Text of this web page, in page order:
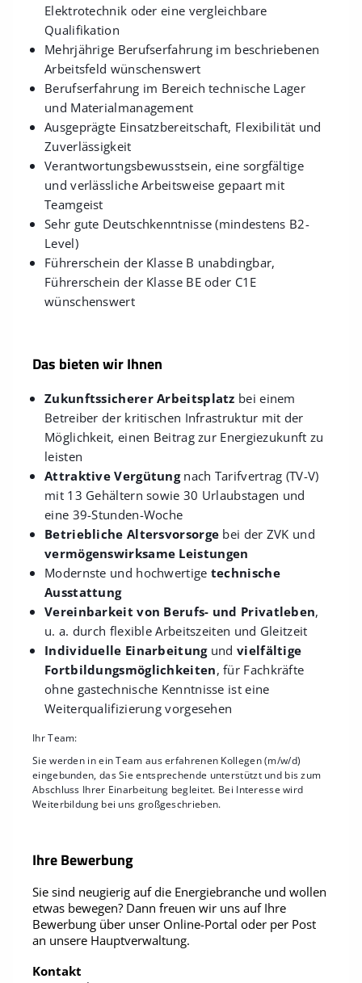
Elektrotechnik oder eine vergleichbare
Qualifikation
Mehrjährige Berufserfahrung im beschriebenen
Arbeitsfeld wünschenswert
Berufserfahrung im Bereich technische Lager
und Materialmanagement
Ausgeprägte Einsatzbereitschaft, Flexibilität und
Zuverlässigkeit
Verantwortungsbewusstsein, eine sorgfältige
und verlässliche Arbeitsweise gepaart mit
Teamgeist
Sehr gute Deutschkenntnisse (mindestens B2-
Level)
Führerschein der Klasse B unabdingbar,
Führerschein der Klasse BE oder C1E
wünschenswert
Das bieten wir Ihnen
Zukunftssicherer Arbeitsplatz bei einem
Betreiber der kritischen Infrastruktur mit der
Möglichkeit, einen Beitrag zur Energiezukunft zu
leisten
Attraktive Vergütungnach Tarifvertrag (TV-V)
mit 13 Gehältern sowie 30 Urlaubstagen und
eine 39-Stunden-Woche
Betriebliche Altersvorsorge bei der ZVK und
vermögenswirksame Leistungen
Modernste und hochwertige technische
Ausstattung
Vereinbarkeit von Berufs- und Privatleben,
u. a. durch flexible Arbeitszeiten und Gleitzeit
Individuelle Einarbeitungund vielfältige
Fortbildungsmöglichkeiten, für Fachkräfte
ohne gastechnische Kenntnisse ist eine
Weiterqualifizierung vorgesehen
Ihr Team:
Sie werden in ein Team aus erfahrenen Kollegen (m/w/d)
eingebunden, das Sie entsprechende unterstützt und bis zum
Abschluss Ihrer Einarbeitung begleitet. Bei Interesse wird
Weiterbildung bei uns großgeschrieben.
Ihre Bewerbung
Sie sind neugierig auf die Energiebranche und wollen
etwas bewegen? Dann freuen wir uns auf Ihre
Bewerbung über unser Online-Portal oder per Post
an unsere Hauptverwaltung.
Kontakt